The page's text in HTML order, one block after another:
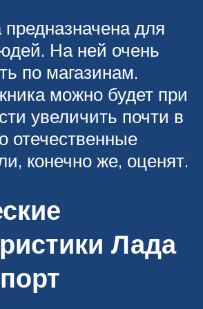
для
На ней очень
по магазинам.
можно будет при
увеличить почти в
отечественные
конечно же, оценят.
Лада